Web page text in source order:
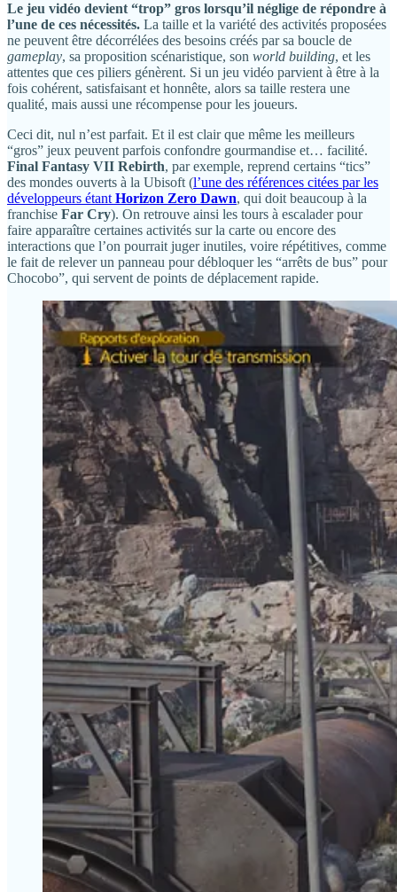
Le jeu vidéo devient “trop” gros lorsqu’il néglige de répondre à
l’une de ces nécessités. La taille et la variété des activités proposées
ne peuvent être décorrélées des besoins créés par sa boucle de
gameplay, sa proposition scénaristique, son world building, et les
attentes que ces piliers génèrent. Si un jeu vidéo parvient à être à la
fois cohérent, satisfaisant et honnête, alors sa taille restera une
qualité, mais aussi une récompense pour les joueurs.
Ceci dit, nul n’est parfait. Et il est clair que même les meilleurs
“gros” jeux peuvent parfois confondre gourmandise et… facilité.
Final Fantasy VII Rebirth, par exemple, reprend certains “tics”
des mondes ouverts à la Ubisoft (l’une des références citées par les
développeurs étant Horizon Zero Dawn, qui doit beaucoup à la
franchise Far Cry). On retrouve ainsi les tours à escalader pour
faire apparaître certaines activités sur la carte ou encore des
interactions que l’on pourrait juger inutiles, voire répétitives, comme
le fait de relever un panneau pour débloquer les “arrêts de bus” pour
Chocobo”, qui servent de points de déplacement rapide.